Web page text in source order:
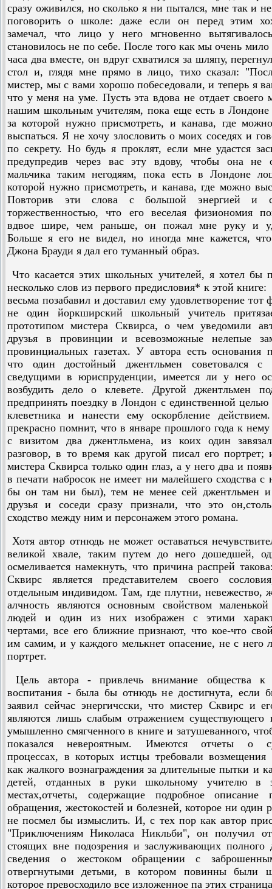
сразу оживился, но сколько я ни пытался, мне так и не
поговорить о школе: даже если он перед этим
замечал, что лицо у него мгновенно
становилось не по себе. После того как мы очень мило
часа два вместе, он вдруг схватился за шляпу,
стол и, глядя мне прямо в лицо, тихо сказал:
мистер, мы с вами хорошо побеседовали, и теперь я
что у меня на уме. Пусть эта вдова не отдает своего
нашим школьным учителям, пока еще есть в
за которой нужно присмотреть, и канава, где
выспаться. Я не хочу злословить о моих соседях и
по секрету. Но будь я проклят, если мне удастся
предупредив через вас эту вдову, чтобы она не
мальчика таким негодяям, пока есть в Лондоне
которой нужно присмотреть, и канава, где можно
Повторив эти слова с большой энергией и
торжественностью, что его веселая физиономия
вдвое шире, чем раньше, он пожал мне руку и
Больше я его не видел, но иногда мне кажется,
Джона Брауди я дал его туманный образ.
Что касается этих школьных учителей, я хотел бы
несколько слов из первого предисловия* к этой
весьма позабавил и доставил ему удовлетворение тот
не один йоркширский школьный учитель
прототипом мистера Сквирса, о чем уведомили
друзья в провинции и всевозможные нелепые
провинциальных газетах. У автора есть основания
что один достойный джентльмен советовался с
сведущими в юриспруденции, имеется ли у него
возбудить дело о клевете. Другой джентльмен
предпринять поездку в Лондон с единственной целью
клеветника и нанести ему оскорбление
прекрасно помнит, что в январе прошлого года к нему
с визитом два джентльмена, из коих один
разговор, в то время как другой писал его портрет;
мистера Сквирса только один глаз, а у него два и
в печати набросок не имеет ни малейшего сходства с
бы он там ни был), тем не менее сей джентльмен и
друзья и соседи сразу признали, что это
сходство между ним и персонажем этого романа.
Хотя автор отнюдь не может оставаться
великой хвале, таким путем до него дошедшей,
осмеливается намекнуть, что причина распрей
Сквирс является представителем своего
отдельным индивидом. Там, где плутни, невежество,
алчность являются основным свойством
людей и один из них изображен с этими
чертами, все его ближние признают, что кое-что
им самим, и у каждого мелькнет опасение, не с него
портрет.
Цель автора - привлечь внимание общества к
воспитания - была бы отнюдь не достигнута, если
заявил сейчас энергичсски, что мистер Сквирс и
являются лишь слабым отражением существующего
умышленно смягченного в книге и затушеванного,
показался невероятным. Имеются отчеты о
процессах, в которых истцы требовали возмещения
как жалкого вознаграждения за длительные пытки и
детей, отданных в руки школьному учителю в
местах,отчеты, содержащие подробное описание
обращения, жестокостей и болезней, которое ни один
не посмел бы измыслить. И, с тех пор как автор
"Приключениям Николаса Никльби", он получил
стоящих вне подозрения и заслуживающих полного
сведения о жестоком обращении с
отвергнутыми детьми, в котором повинны были
которое превосходило все изложенное па этих